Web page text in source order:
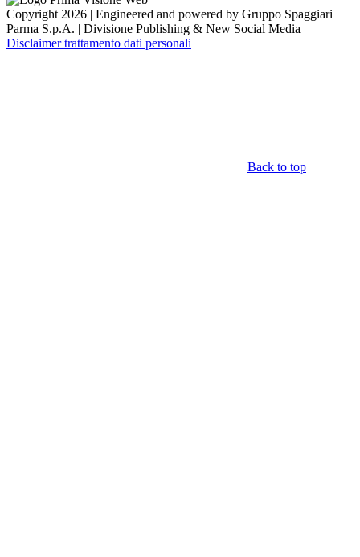
Copyright 2026 | Engineered and powered by Gruppo Spaggiari
Parma S.p.A. | Divisione Publishing & New Social Media
Disclaimer trattamento dati personali
Back to top